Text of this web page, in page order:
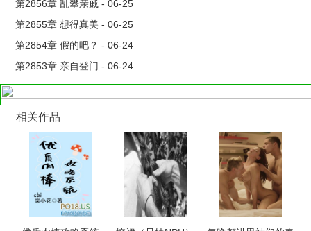
二曰：四姑娘大字不识一个，半点文墨皆无，写的文章怕是
群众：怕说的不是同一个人叭？这个院长八成是个托儿！
三曰：四姑娘克母克兄克叔婶姐妹，得送去庵里放养几年磨
磨心气儿。
叔婶姐妹：哭唧唧，求求乃们别造谣了。命苦哇，你们每造
谣一次，我们就集体倒霉一回。
数年后，姜奈牵着小版摄政王逛街。
儿子好奇问：娘亲，为什么坊间尚存一赌局，赌你在爹爹手
第2856章 乱攀亲戚 - 06-25
第2855章 想得真美 - 06-25
第2854章 假的吧？ - 06-24
第2853章 亲自登门 - 06-24
相关作品